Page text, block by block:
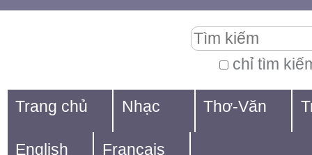
dung.
cá
nhân
chỉ tìm
kiếm
Navigation
Trang chủ Nhạc Thơ-Văn
English Français